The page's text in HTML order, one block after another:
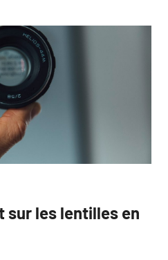
sur les lentilles en